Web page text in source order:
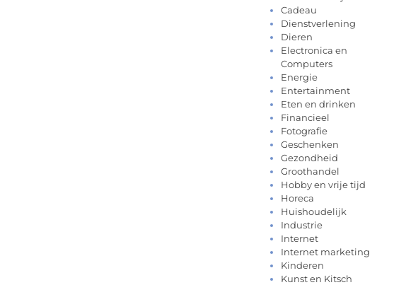
Cadeau
Dienstverlening
Dieren
Electronica en
Computers
Energie
Entertainment
Eten en drinken
Financieel
Fotografie
Geschenken
Gezondheid
Groothandel
Hobby en vrije tijd
Horeca
Huishoudelijk
Industrie
Internet
Internet marketing
Kinderen
Kunst en Kitsch